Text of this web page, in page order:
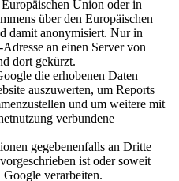
Union oder in
über den Europäischen
damit anonymisiert. Nur in
an einen Server von
dort gekürzt.
die erhobenen Daten
auszuwerten, um Reports
und um weitere mit
verbundene
gegebenenfalls an Dritte
ist oder soweit
verarbeiten.